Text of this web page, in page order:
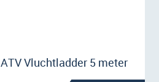
ATV Vluchtladder 5 meter